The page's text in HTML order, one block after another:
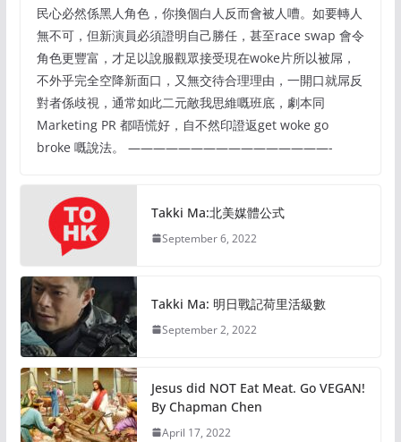
民心必然係黑人角色，你換個白人反而會被人嘈。如要轉人
無不可，但新演員必須證明自己勝任，甚至race swap 會令
角色更豐富，才足以說服觀眾接受現在woke片所以被屌，
不外乎完全空降新面口，又無交待合理理由，一開口就屌反
對者係歧視，通常如此二元敵我思維嘅班底，劇本同
Marketing PR 都唔慌好，自不然印證返get woke go
broke 嘅說法。 ————————————————-
Takki Ma:北美媒體公式
September 6, 2022
Takki Ma: 明日戰記荷里活級數
September 2, 2022
Jesus did NOT Eat Meat. Go VEGAN!
By Chapman Chen
April 17, 2022